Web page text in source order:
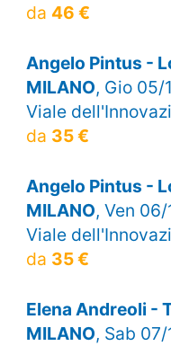
da 46 €
Angelo Pintus -
MILANO, Gio 05/
Viale
da 35 €
Angelo Pintus -
MILANO, Ven 06/
Viale
da 35 €
Elena Andreoli -
MILANO, Sab 07/